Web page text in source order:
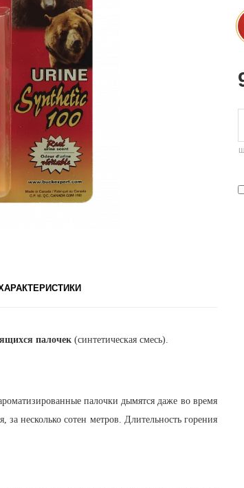
палочек (синтетическая смесь).
палочки дымятся даже во время
несколько сотен метров. Длительность горения